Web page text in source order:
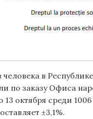
в
по заказу Офиса
13 октября среди
±3,1%.